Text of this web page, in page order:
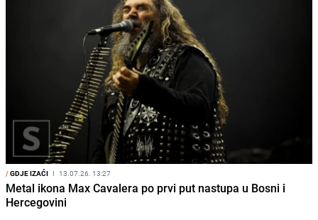
/GDJE IZAĆI I 13.07.26. 13:27
Metal ikona Max Cavalera po prvi put nastupa u Bosni i
Hercegovini